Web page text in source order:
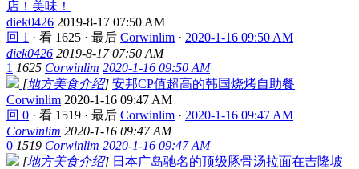
店！美味！
diek0426 2019-8-17 07:50 AM
回 1 · 看 1625 · 最后 Corwinlim · 2020-1-16 09:50 AM
diek0426 2019-8-17 07:50 AM
1 1625 Corwinlim 2020-1-16 09:50 AM
[地方美食介绍] 安邦CP值超高的韩国烧烤自助餐
Corwinlim 2020-1-16 09:47 AM
回 0 · 看 1519 · 最后 Corwinlim · 2020-1-16 09:47 AM
Corwinlim 2020-1-16 09:47 AM
0 1519 Corwinlim 2020-1-16 09:47 AM
[地方美食介绍] 日本广岛驰名的顶级豚骨汤拉面在吉隆坡